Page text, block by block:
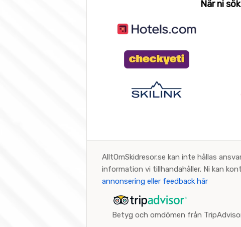
När ni
AlltOmSkidresor.se kan inte hållas
information vi tillhandahåller. Ni kan
annonsering eller feedback här
Betyg och omdömen från